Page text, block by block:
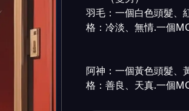
羽毛：一個白色頭髮、
格：冷淡、無情.一個
阿神：一個黃色頭髮、
格：善良、天真.一個